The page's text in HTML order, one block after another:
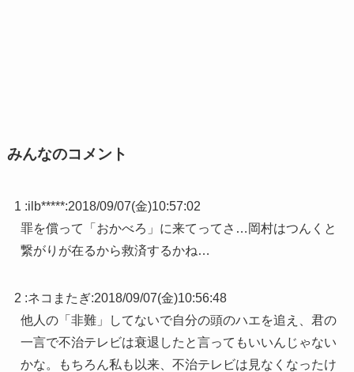
みんなのコメント
1 :ilb*****:2018/09/07(金)10:57:02
罪を償って「おかべろ」に来てってさ…岡村はつんくと
繋がりが在るから救済するかね…
2 :ネコまたぎ:2018/09/07(金)10:56:48
他人の「非難」してないで自分の頭のハエを追え、君の
一言で不治テレビは衰退したと言ってもいいんじゃない
かな。もちろん私も以来、不治テレビは見なくなったけ